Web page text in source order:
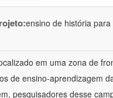
ensino de história
em uma zona de
de ensino-aprendizagem
pesquisadores desse